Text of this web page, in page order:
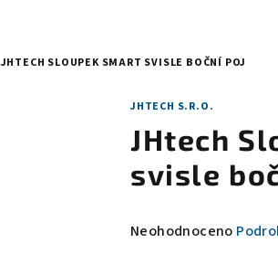
JHTECH SLOUPEK SMART SVISLE BOČNÍ POJ
JHTECH S.R.O.
JHtech
svisle
Průměrné
Neohodnoceno